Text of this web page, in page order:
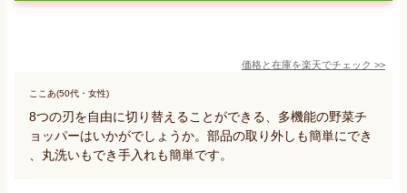
価格と在庫を楽天でチェック >>
ここあ(50代・女性)
8つの刃を自由に切り替えることができる、多機能の野菜チ
ョッパーはいかがでしょうか。部品の取り外しも簡単にでき
、丸洗いもでき手入れも簡単です。